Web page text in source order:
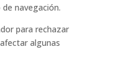
navegación.
para rechazar
algunas